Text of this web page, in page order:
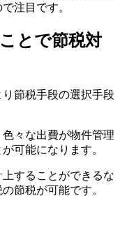
注目です。
とで節税対
節税手段の選択手段
々な出費が物件管理
可能になります。
することができるな
節税が可能です。